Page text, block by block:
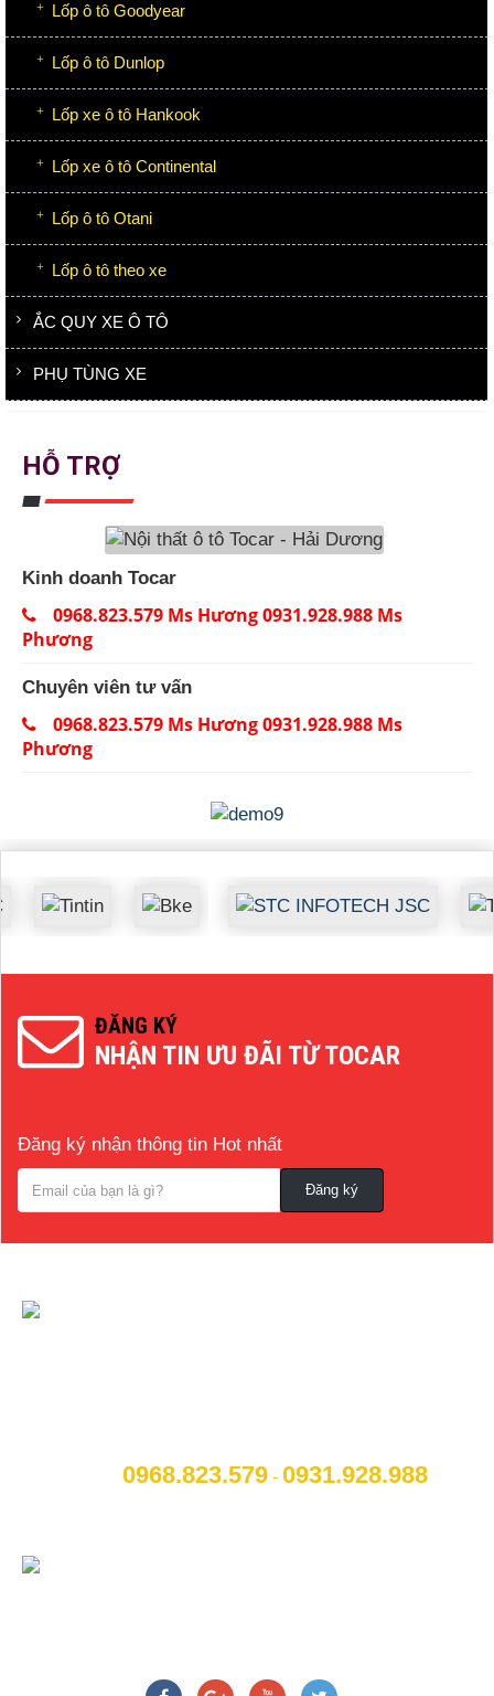
Lốp ô tô Goodyear
Lốp ô tô Dunlop
Lốp xe ô tô Hankook
Lốp xe ô tô Continental
Lốp ô tô Otani
Lốp ô tô theo xe
ẮC QUY XE Ô TÔ
PHỤ TÙNG XE
HỖ TRỢ
Kinh doanh Tocar
0968.823.579 Ms Hương 0931.928.988 Ms
Phương
Chuyên viên tư vấn
0968.823.579 Ms Hương 0931.928.988 Ms
Phương
ĐĂNG KÝ
NHẬN TIN ƯU ĐÃI TỪ TOCAR
Đăng ký nhận thông tin Hot nhất
0968.823.579 - 0931.928.988